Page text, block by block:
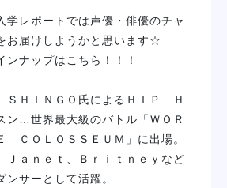
学レポートでは声優・俳優のチャ
お届けしようかと思います☆
ンナップはこちら！！！
ＳＨＩＮＧＯ氏によるＨＩＰ Ｈ
ン…世界最大級のバトル「ＷＯＲ
ＣＯＬＯＳＳＥＵＭ」に出場。
Ｊａｎｅｔ、Ｂｒｉｔｎｅｙなど
ンサーとして活躍。